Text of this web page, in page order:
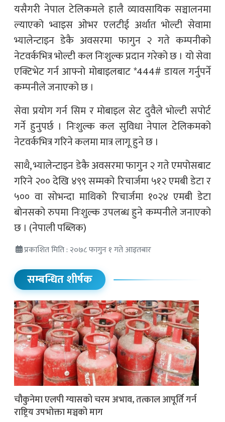
यसैगरी नेपाल टेलिकमले हालै व्यावसायिक सञ्चालनमा
ल्याएको भ्वाइस ओभर एलटीई अर्थात भोल्टी सेवामा
भ्यालेन्टाइन डेकै अवसरमा फागुन २ गते कम्पनीको
नेटवर्कभित्र भोल्टी कल निःशुल्क प्रदान गरेको छ । यो सेवा
एक्टिभेट गर्न आफ्नो मोबाइलबाट *444# डायल गर्नुपर्ने
कम्पनीले जनाएको छ ।
सेवा प्रयोग गर्न सिम र मोबाइल सेट दुवैले भोल्टी सपोर्ट
गर्ने हुनुपर्छ । निःशुल्क कल सुविधा नेपाल टेलिकमको
नेटवर्कभित्र गरिने कलमा मात्र लागू हुने छ ।
साथै, भ्यालेन्टाइन डेकै अवसरमा फागुन २ गते एमपोसबाट
गरिने २०० देखि ४९९ सम्मको रिचार्जमा ५१२ एमबी डेटा र
५०० वा सोभन्दा माथिको रिचार्जमा १०२४ एमबी डेटा
बोनसको रुपमा निःशुल्क उपलब्ध हुने कम्पनीले जनाएको
छ । (नेपाली पब्लिक)
प्रकाशित मिति : २०७८ फागुन १ गते आइतबार
सम्बन्धित शीर्षक
चौकुनेमा एलपी ग्यासको चरम अभाव, तत्काल आपूर्ति गर्न
राष्ट्रिय उपभोक्ता मञ्चको माग